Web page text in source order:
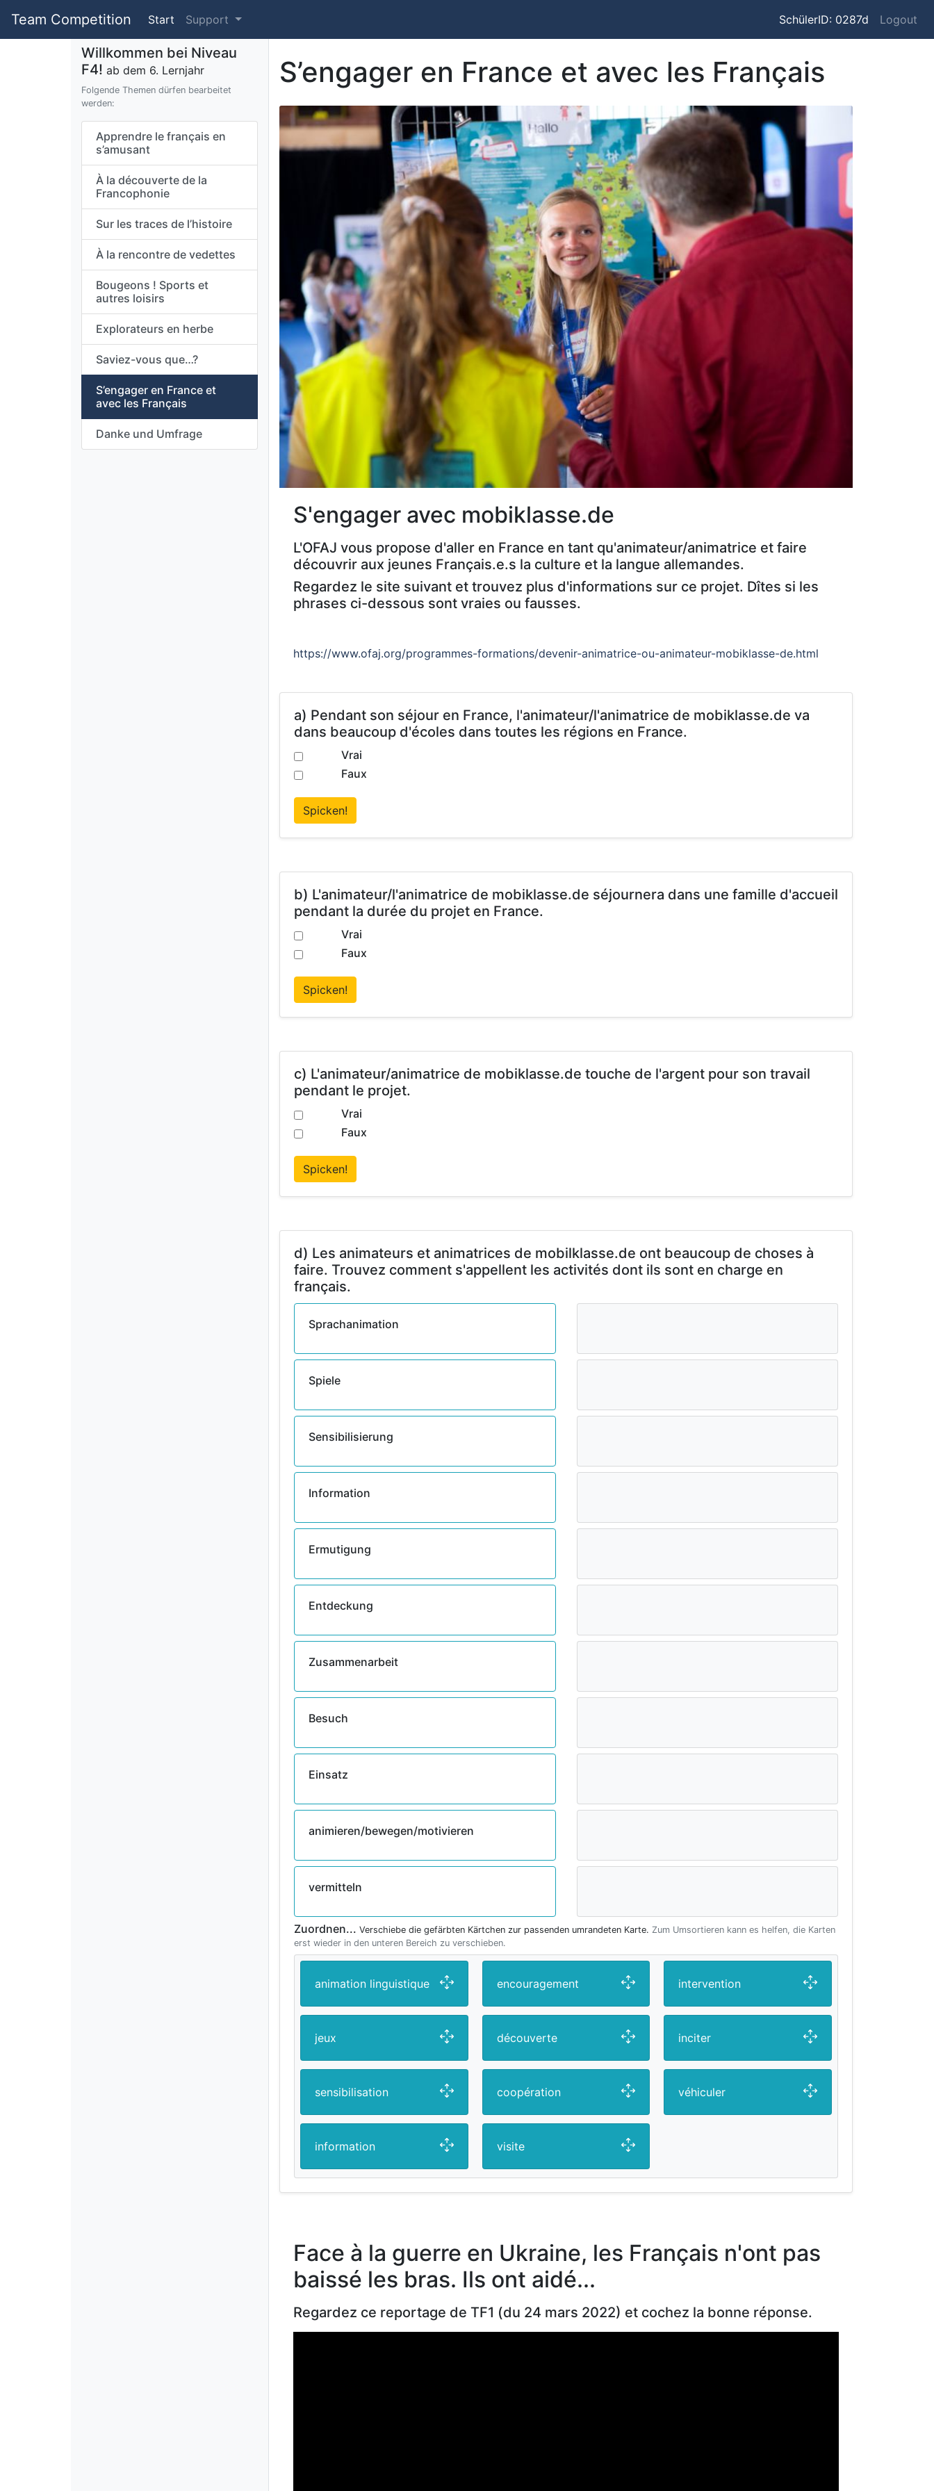
Team Competition Start Support SchülerID: 0287d Logout
Willkommen bei Niveau
F4! ab dem 6. Lernjahr
Folgende Themen dürfen bearbeitet
werden:
Apprendre le français en
s’amusant
À la découverte de la
Francophonie
Sur les traces de l’histoire
À la rencontre de vedettes
Bougeons ! Sports et
autres loisirs
Explorateurs en herbe
Saviez-vous que…?
S’engager en France et
avec les Français
Danke und Umfrage
S’engager en France et avec les Français
S'engager avec mobiklasse.de
L'OFAJ vous propose d'aller en France en tant qu'animateur/animatrice et faire
découvrir aux jeunes Français.e.s la culture et la langue allemandes.
Regardez le site suivant et trouvez plus d'informations sur ce projet. Dîtes si les
phrases ci-dessous sont vraies ou fausses.
https://www.ofaj.org/programmes-formations/devenir-animatrice-ou-animateur-mobiklasse-de.html
a) Pendant son séjour en France, l'animateur/l'animatrice de mobiklasse.de va
dans beaucoup d'écoles dans toutes les régions en France.
Vrai
Faux
Spicken!
b) L'animateur/l'animatrice de mobiklasse.de séjournera dans une famille d'accueil
pendant la durée du projet en France.
Vrai
Faux
Spicken!
c) L'animateur/animatrice de mobiklasse.de touche de l'argent pour son travail
pendant le projet.
Vrai
Faux
Spicken!
d) Les animateurs et animatrices de mobilklasse.de ont beaucoup de choses à
faire. Trouvez comment s'appellent les activités dont ils sont en charge en
français.
Sprachanimation
Spiele
Sensibilisierung
Information
Ermutigung
Entdeckung
Zusammenarbeit
Besuch
Einsatz
animieren/bewegen/motivieren
vermitteln
Zuordnen... Verschiebe die gefärbten Kärtchen zur passenden umrandeten Karte. Zum Umsortieren kann es helfen, die Karten
erst wieder in den unteren Bereich zu verschieben.
animation linguistique
jeux
sensibilisation
information
encouragement
découverte
coopération
visite
intervention
inciter
véhiculer
Face à la guerre en Ukraine, les Français n'ont pas
baissé les bras. Ils ont aidé...
Regardez ce reportage de TF1 (du 24 mars 2022) et cochez la bonne réponse.